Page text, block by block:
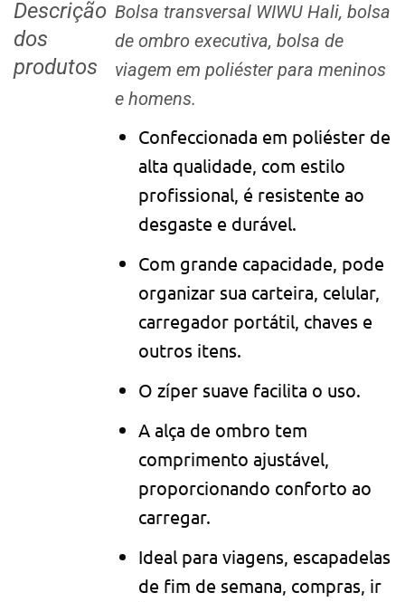
Descrição
dos
produtos
Bolsa transversal WIWU Hali, bolsa
de ombro executiva, bolsa de
viagem em poliéster para meninos
e homens.
Confeccionada em poliéster de
alta qualidade, com estilo
profissional, é resistente ao
desgaste e durável.
Com grande capacidade, pode
organizar sua carteira, celular,
carregador portátil, chaves e
outros itens.
O zíper suave facilita o uso.
A alça de ombro tem
comprimento ajustável,
proporcionando conforto ao
carregar.
Ideal para viagens, escapadelas
de fim de semana, compras, ir